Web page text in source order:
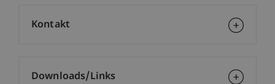
Kontakt
Downloads/Links